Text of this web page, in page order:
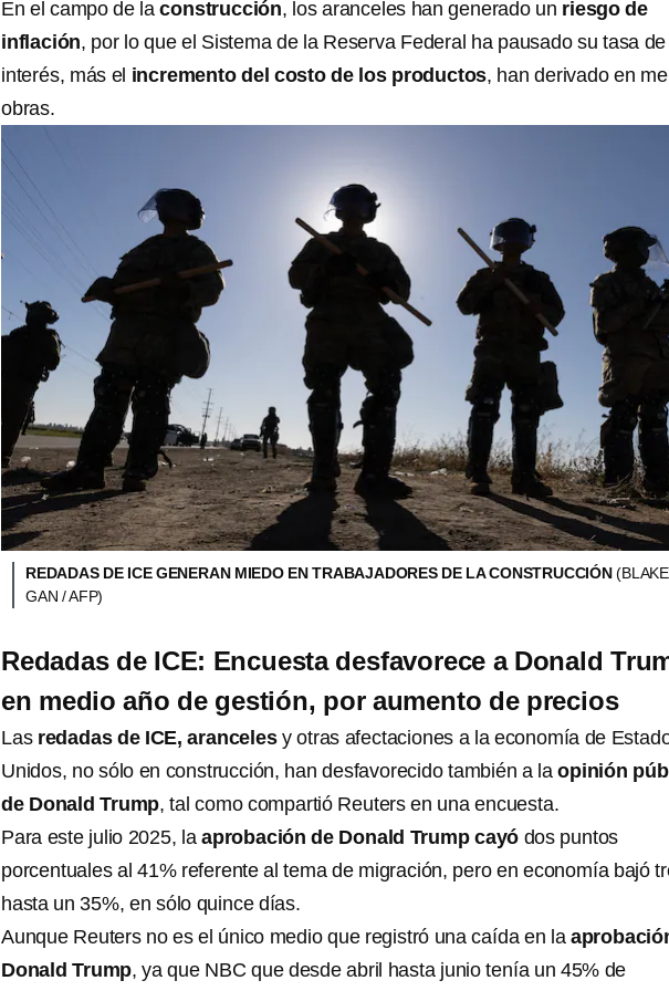
En el campo de laconstrucción, los aranceles han generado un riesgo de
inflación, por lo que el Sistema de la Reserva Federal ha pausado su tasa de
interés, más el incremento del costo de los productos, han derivado en
obras.
REDADAS DE ICE GENERAN MIEDO EN TRABAJADORES DE LA CONSTRUCCIÓN
GAN / AFP)
Redadas de ICE: Encuesta desfavorece a Donald
en medio año de gestión, por aumento de precios
Las redadas de ICE, arancelesy otras afectaciones a la economía de
Unidos, no sólo en construcción, han desfavorecido también a laopinión
de Donald Trump, tal como compartió Reuters en una encuesta.
Para este julio 2025, la aprobación de Donald Trump cayó dos puntos
porcentuales al 41% referente al tema de migración, pero en economía bajó
hasta un 35%, en sólo quince días.
Aunque Reuters no es el único medio que registró una caída en la
Donald Trump, ya que NBC que desde abril hasta junio tenía un 45% de